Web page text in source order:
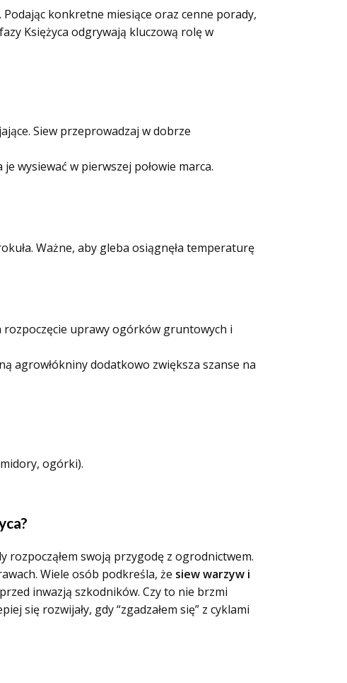
konkretne miesiące oraz cenne porady,
Księżyca odgrywają kluczową rolę w
Siew przeprowadzaj w dobrze
wysiewać w pierwszej połowie marca.
Ważne, aby gleba osiągnęła temperaturę
rozpoczęcie uprawy ogórków gruntowych i
agrowłókniny dodatkowo zwiększa szanse na
ogórki).
swoją przygodę z ogrodnictwem.
Wiele osób podkreśla, że siew warzyw i
inwazją szkodników. Czy to nie brzmi
się rozwijały, gdy “zgadzałem się” z cyklami